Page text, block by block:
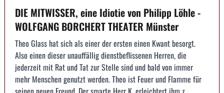
DIE MITWISSER, eine Idiotie von Philipp Löhle -
WOLFGANG BORCHERT THEATER Münster
Theo Glass hat sich als einer der ersten einen Kwant besorgt.
Also einen dieser unauffällig dienstbeflissenen Herren, die
jederzeit mit Rat und Tat zur Stelle sind und bald von immer
mehr Menschen genutzt werden. Theo ist Feuer und Flamme für